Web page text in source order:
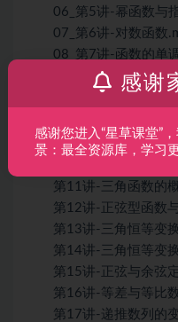
06_第5讲-幂函数与
07_第6讲-对数函数
08_第7讲-函数的单
09_第8讲-函数的对
10_第9讲-函数的迭
高中数学-竞赛一试
第11讲-三角函数的
第12讲-正弦型函数
第13讲-三角恒等变
第14讲-三角恒等变
第15讲-正弦与余弦
第16讲-等差与等比
第17讲-递推数列的
感谢
感谢您进入“星草课堂”
景：最全资源库，学习